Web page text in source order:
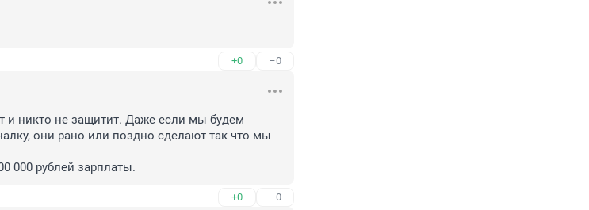
+0 –0
и никто не защитит. Даже если мы будем
они рано или поздно сделают так что мы
000 рублей зарплаты.
+0 –0